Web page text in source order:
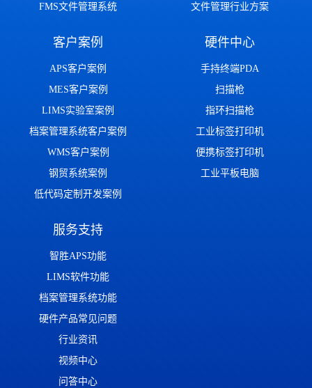
FMS文件管理系统
文件管理行业方案
客户案例
APS客户案例
MES客户案例
LIMS实验室案例
档案管理系统客户案例
WMS客户案例
钢贸系统案例
低代码定制开发案例
硬件中心
手持终端PDA
扫描枪
指环扫描枪
工业标签打印机
便携标签打印机
工业平板电脑
服务支持
智胜APS功能
LIMS软件功能
档案管理系统功能
硬件产品常见问题
行业资讯
视频中心
问答中心